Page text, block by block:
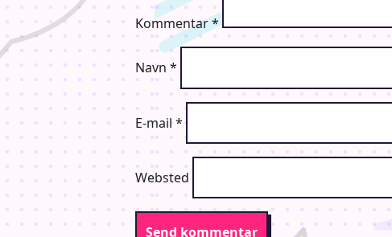
Kommentar*
Navn *
E-mail *
Websted